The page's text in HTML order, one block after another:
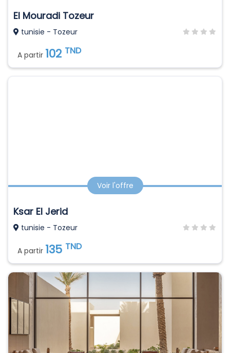
El Mouradi Tozeur
tunisie - Tozeur
A partir 102 TND
Voir l'offre
Ksar El Jerid
tunisie - Tozeur
A partir 135 TND